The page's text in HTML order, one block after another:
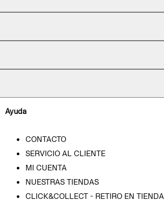
Ayuda
CONTACTO
SERVICIO AL CLIENTE
MI CUENTA
NUESTRAS TIENDAS
CLICK&COLLECT - RETIRO EN TIENDA